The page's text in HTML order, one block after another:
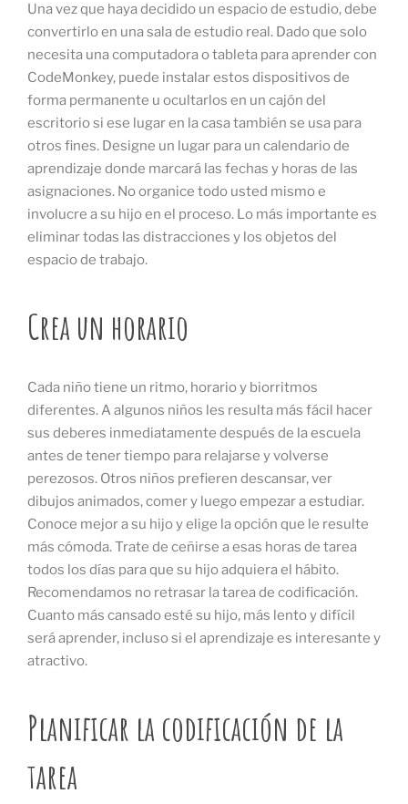
Una vez que haya decidido un espacio de estudio, debe
convertirlo en una sala de estudio real. Dado que solo
necesita una computadora o tableta para aprender con
CodeMonkey, puede instalar estos dispositivos de
forma permanente u ocultarlos en un cajón del
escritorio si ese lugar en la casa también se usa para
otros fines. Designe un lugar para un calendario de
aprendizaje donde marcará las fechas y horas de las
asignaciones. No organice todo usted mismo e
involucre a su hijo en el proceso. Lo más importante es
eliminar todas las distracciones y los objetos del
espacio de trabajo.
Crea un horario
Cada niño tiene un ritmo, horario y biorritmos
diferentes. A algunos niños les resulta más fácil hacer
sus deberes inmediatamente después de la escuela
antes de tener tiempo para relajarse y volverse
perezosos. Otros niños prefieren descansar, ver
dibujos animados, comer y luego empezar a estudiar.
Conoce mejor a su hijo y elige la opción que le resulte
más cómoda. Trate de ceñirse a esas horas de tarea
todos los días para que su hijo adquiera el hábito.
Recomendamos no retrasar la tarea de codificación.
Cuanto más cansado esté su hijo, más lento y difícil
será aprender, incluso si el aprendizaje es interesante y
atractivo.
Planificar la codificación de la
tarea